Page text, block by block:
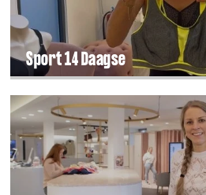
Sport 14 Daagse